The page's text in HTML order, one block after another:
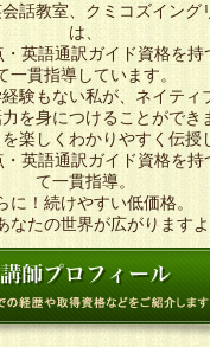
話教室、クミコズイング
は、
英語通訳ガイド資格を持
一貫指導しています。
験もない私が、ネイティ
を身につけることができ
楽しくわかりやすく伝授
英語通訳ガイド資格を持
て一貫指導。
に！続けやすい低価格。
なたの世界が広がりますよ